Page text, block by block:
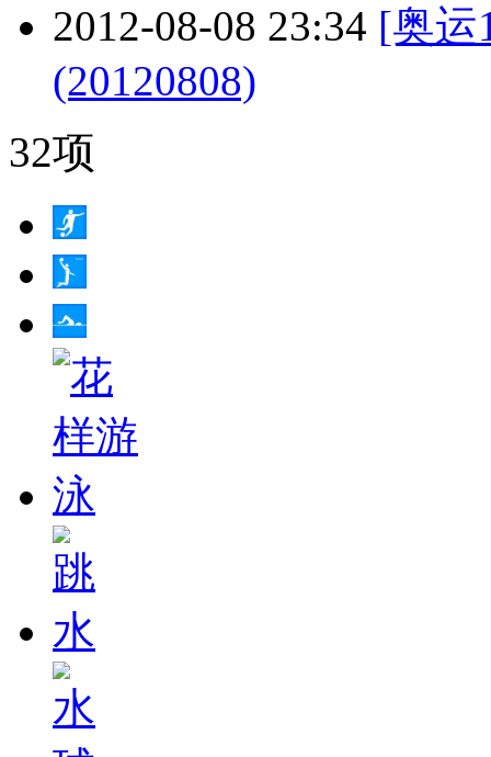
2012-08-08 23:34 [奥运
(20120808)
32项